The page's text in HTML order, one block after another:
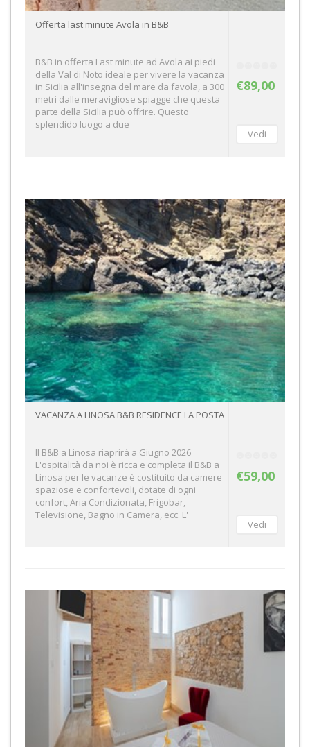
€89,00
Offerta last minute Avola in B&B
B&B in offerta Last minute ad Avola ai piedi
della Val di Noto ideale per vivere la vacanza
in Sicilia all'insegna del mare da favola, a 300
metri dalle meravigliose spiagge che questa
parte della Sicilia può offrire. Questo
splendido luogo a due
€59,00
VACANZA A LINOSA B&B RESIDENCE LA POSTA
Il B&B a Linosa riaprirà a Giugno 2026
L'ospitalità da noi è ricca e completa il B&B a
Linosa per le vacanze è costituito da camere
spaziose e confortevoli, dotate di ogni
confort, Aria Condizionata, Frigobar,
Televisione, Bagno in Camera, ecc. L'